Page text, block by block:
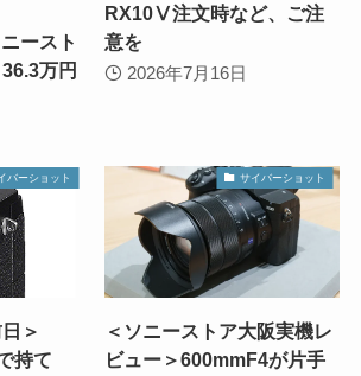
ースト
万円
RX10Ⅴ注文時など、ご注
意を
2026年7月16日
バーショット
＞
持て
サイバーショット
＜ソニーストア大阪実機レ
ビュー＞600mmF4が片手